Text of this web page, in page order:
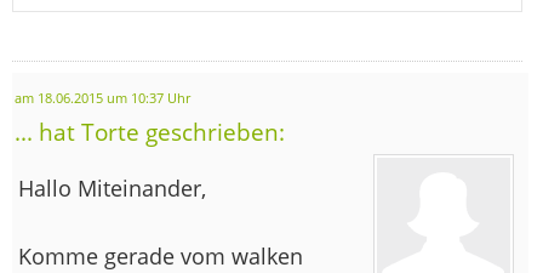
am 18.06.2015 um 10:37 Uhr
... hat Torte geschrieben:
Hallo Miteinander,
Komme gerade vom walken